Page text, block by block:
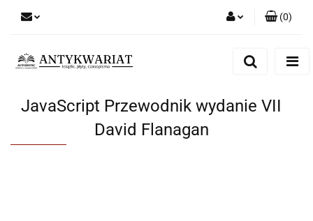
(0)
JavaScript Przewodnik wydanie VII
David Flanagan